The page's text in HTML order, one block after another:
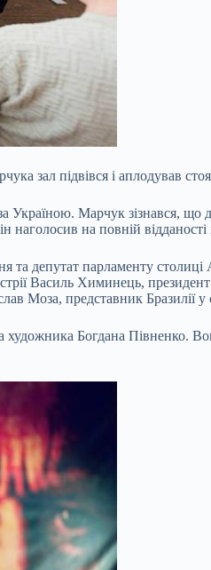
зал підвівся і аплодував
Україною. Марчук
на повній відданості
депутат парламенту
Василь Химинець,
Моза, представник Бразилії
художника Богдана